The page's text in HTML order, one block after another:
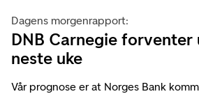
Dagens morgenrapport:
DNB Carnegie
neste uke
Vår prognose er at Norges Bank